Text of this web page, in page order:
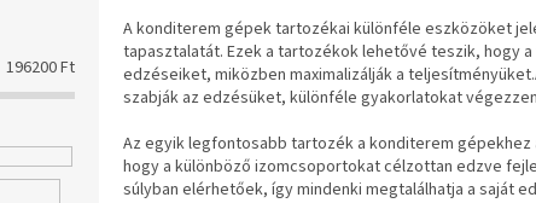
196200Ft
A konditerem gépek tartozékai különféle eszközöket
tapasztalatát. Ezek a tartozékok lehetővé teszik, hogy
edzéseiket, miközben maximalizálják a
szabják az edzésüket, különféle gyakorlatokat
Az egyik legfontosabb tartozék a konditerem
hogy a különböző izomcsoportokat célzottan edzve
súlyban elérhetőek, így mindenki megtalálhatja a saját